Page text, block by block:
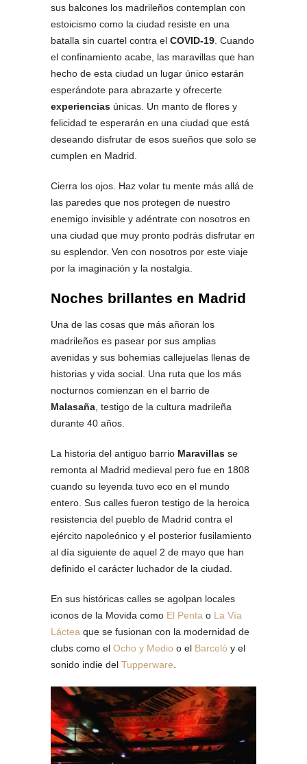
sus balcones los madrileños contemplan con
estoicismo como la ciudad resiste en una
batalla sin cuartel contra el COVID-19 . Cuando
el confinamiento acabe, las maravillas que han
hecho de esta ciudad un lugar único estarán
esperándote para abrazarte y ofrecerte
experiencias únicas. Un manto de flores y
felicidad te esperarán en una ciudad que está
deseando disfrutar de esos sueños que solo se
cumplen en Madrid.
Cierra los ojos. Haz volar tu mente más allá de
las paredes que nos protegen de nuestro
enemigo invisible y adéntrate con nosotros en
una ciudad que muy pronto podrás disfrutar en
su esplendor. Ven con nosotros por este viaje
por la imaginación y la nostalgia.
Noches brillantes en Madrid
Una de las cosas que más añoran los
madrileños es pasear por sus amplias
avenidas y sus bohemias callejuelas llenas de
historias y vida social. Una ruta que los más
nocturnos comienzan en el barrio de
Malasaña , testigo de la cultura madrileña
durante 40 años.
La historia del antiguo barrio Maravillas se
remonta al Madrid medieval pero fue en 1808
cuando su leyenda tuvo eco en el mundo
entero. Sus calles fueron testigo de la heroica
resistencia del pueblo de Madrid contra el
ejército napoleónico y el posterior fusilamiento
al día siguiente de aquel 2 de mayo que han
definido el carácter luchador de la ciudad.
En sus históricas calles se agolpan locales
iconos de la Movida como El Penta o La Vía
Láctea que se fusionan con la modernidad de
clubs como el Ocho y Medio o el Barceló y el
sonido indie del Tupperware